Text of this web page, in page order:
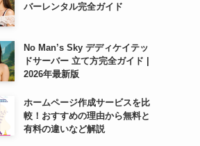
バーレンタル完全ガイド
No Man’s Sky デディケイテッ
ドサーバー 立て方完全ガイド |
2026年最新版
ホームページ作成サービスを比
較！おすすめの理由から無料と
有料の違いなど解説